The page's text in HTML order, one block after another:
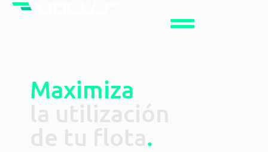
Maximiza
la utilización
de tu flota.